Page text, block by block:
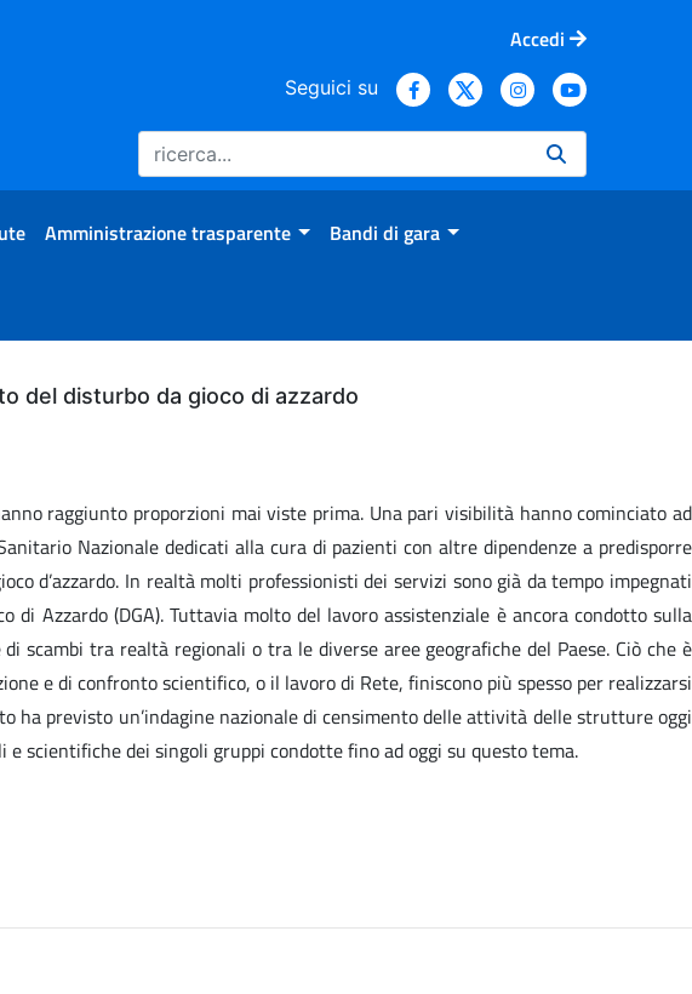
Accedi
Seguici su
Amministrazione trasparente Bandi di gara
del disturbo da gioco di azzardo
raggiunto proporzioni mai viste prima. Una pari visibilità hanno cominciato ad
Nazionale dedicati alla cura di pazienti con altre dipendenze a predisporre
d’azzardo. In realtà molti professionisti dei servizi sono già da tempo impegnati
Azzardo (DGA). Tuttavia molto del lavoro assistenziale è ancora condotto sulla
scambi tra realtà regionali o tra le diverse aree geografiche del Paese. Ciò che è
e di confronto scientifico, o il lavoro di Rete, finiscono più spesso per realizzarsi
ha previsto un’indagine nazionale di censimento delle attività delle strutture oggi
scientifiche dei singoli gruppi condotte fino ad oggi su questo tema.